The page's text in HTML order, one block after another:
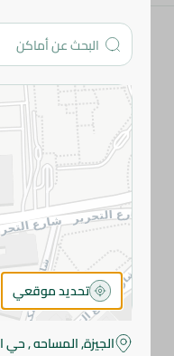
تحديد موقعي
الجيزة, المساحه , حي